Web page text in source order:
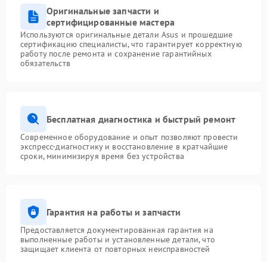
Оригинальные запчасти и
сертифицированные мастера
Используются оригинальные детали Asus и прошедшие
сертификацию специалисты, что гарантирует корректную
работу после ремонта и сохранение гарантийных
обязательств
Бесплатная диагностика и быстрый ремонт
Современное оборудование и опыт позволяют провести
экспресс-диагностику и восстановление в кратчайшие
сроки, минимизируя время без устройства
Гарантия на работы и запчасти
Предоставляется документированная гарантия на
выполненные работы и установленные детали, что
защищает клиента от повторных неисправностей